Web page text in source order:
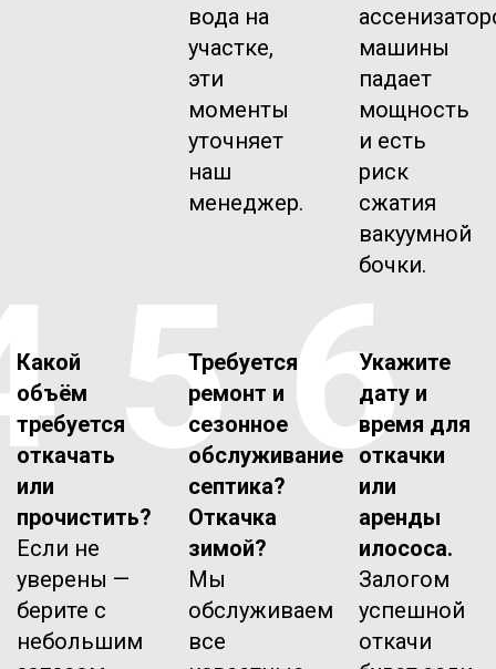
вода на
участке,
эти
моменты
уточняет
наш
менеджер.
машины
падает
мощность
и есть
риск
сжатия
вакуумной
бочки.
Какой
объём
требуется
откачать
или
прочистить?
Если не
уверены —
берите с
небольшим
5Требуется
ремонт и
сезонное
обслуживание
септика?
Откачка
зимой?
Мы
обслуживаем
все
6Укажите
дату и
время для
откачки
или
аренды
илососа.
Залогом
успешной
откачи